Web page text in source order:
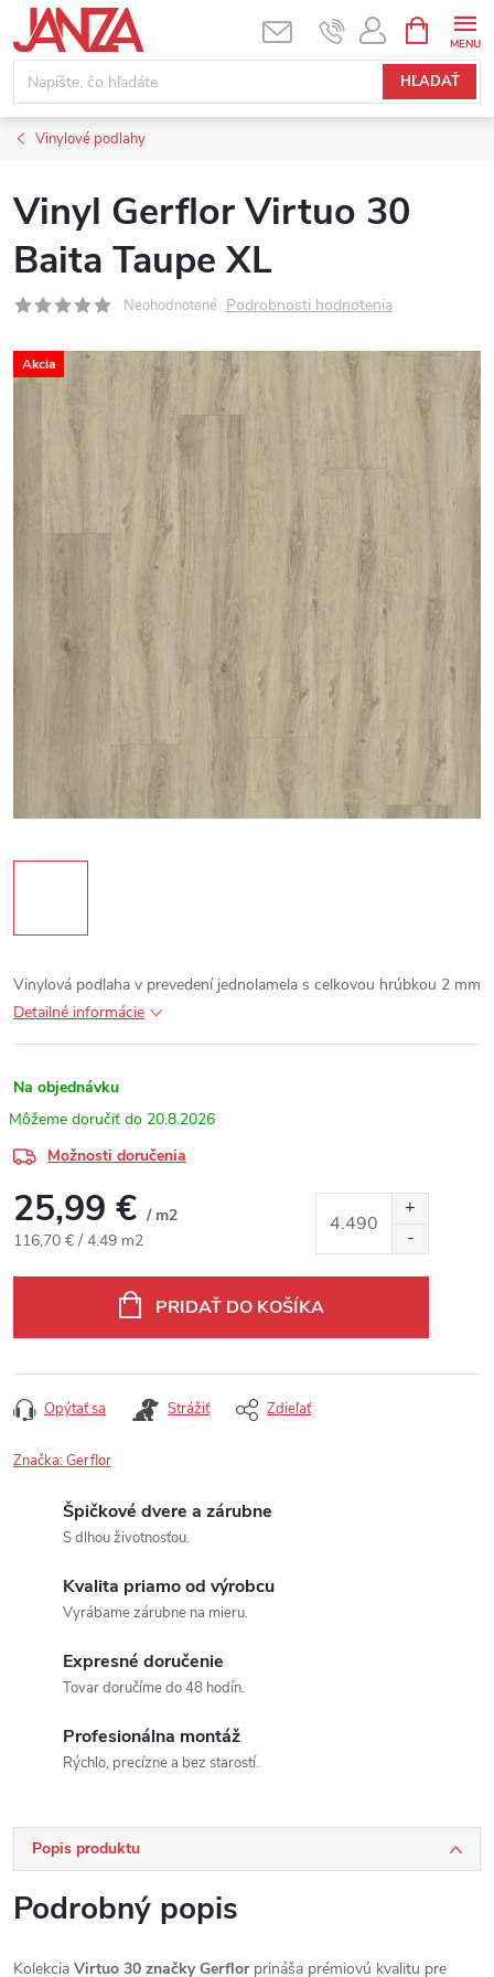
Prejsť na obsah
HĽADAŤ
Vinylové podlahy
Vinyl Gerflor Virtuo 30
Baita Taupe XL
Neohodnotené Podrobnosti hodnotenia
Akcia
Vinylová podlaha v prevedení jednolamela s celkovou hrúbkou 2 mm
Detailné informácie
Na objednávku
20.8.2026
Možnosti doručenia
25,99 € / m2
Jednotková cena:
116,70 € / 4.49 m2
PRIDAŤ DO KOŠÍKA
Opýtať sa Strážiť Zdieľať
Značka:Gerflor
Špičkové dvere a zárubne
S dlhou životnosťou.
Kvalita priamo od výrobcu
Vyrábame zárubne na mieru.
Expresné doručenie
Tovar doručíme do 48 hodín.
Profesionálna montáž
Rýchlo, precízne a bez starostí.
Popis produktu
Podrobný popis
Kolekcia Virtuo 30 značky Gerflorprináša prémiovú kvalitu pre